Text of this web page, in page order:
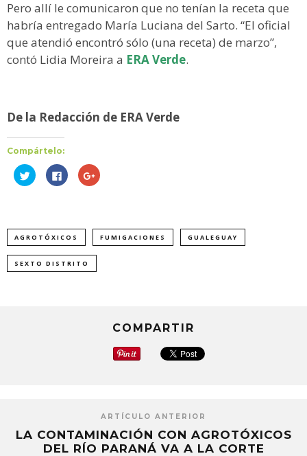
Pero allí le comunicaron que no tenían la receta que
habría entregado María Luciana del Sarto. “El oficial
que atendió encontró sólo (una receta) de marzo”,
contó Lidia Moreira a ERA Verde.
De la Redacción de ERA Verde
Compártelo:
Haz
clic
abre
en
una
ventana
nueva)
Haz
clic
abre
en
una
ventana
nueva)
Haz
clic
abre
en
una
ventana
AGROTÓXICOS FUMIGACIONES GUALEGUAY
SEXTO DISTRITO
COMPARTIR
ARTÍCULO ANTERIOR
LA CONTAMINACIÓN CON AGROTÓXICOS
DEL RÍO PARANÁ VA A LA CORTE